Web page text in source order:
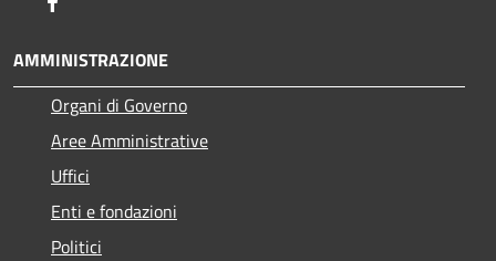
AMMINISTRAZIONE
Organi di Governo
Aree Amministrative
Uffici
Enti e fondazioni
Politici